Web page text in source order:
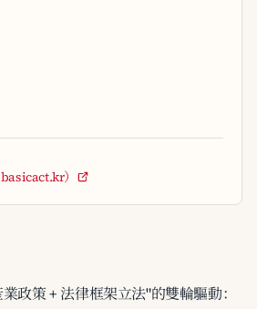
）
政策 + 法律框架立法"的雙輪驅動：